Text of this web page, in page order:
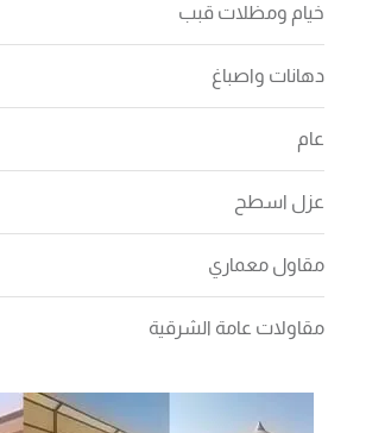
خيام ومظلات قبب
دهانات واصباغ
عام
عزل اسطح
مقاول معماري
مقاولات عامة الشرقية